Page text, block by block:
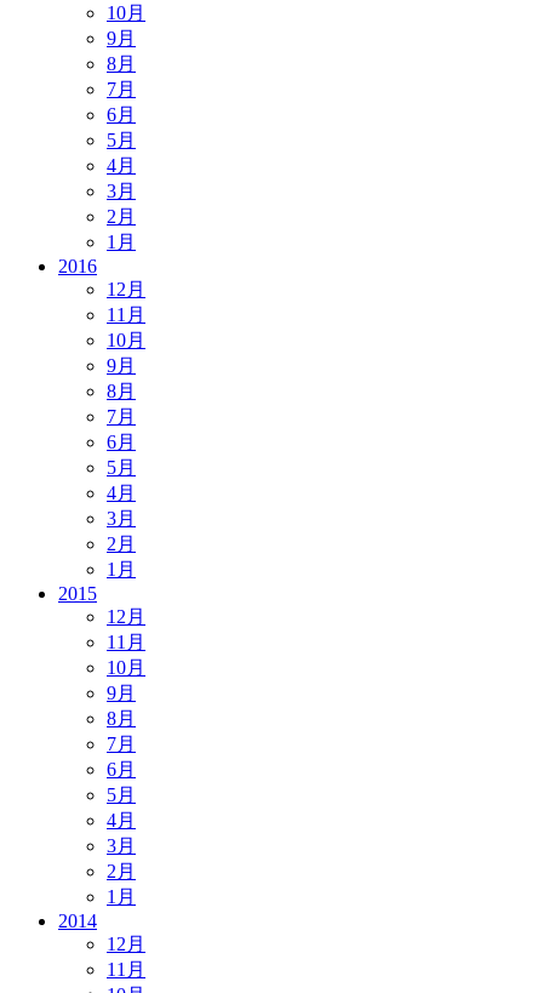
10月
9月
8月
7月
6月
5月
4月
3月
2月
1月
2016
12月
11月
10月
9月
8月
7月
6月
5月
4月
3月
2月
1月
2015
12月
11月
10月
9月
8月
7月
6月
5月
4月
3月
2月
1月
2014
12月
11月